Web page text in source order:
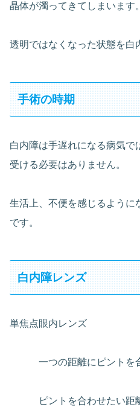
晶体が濁ってきてしまいます。
透明ではなくなった状態を白
手術の時期
白内障は手遅れになる病気で
受ける必要はありません。
生活上、不便を感じるように
です。
白内障レンズ
単焦点眼内レンズ
一つの距離にピントを合
ピントを合わせたい距離